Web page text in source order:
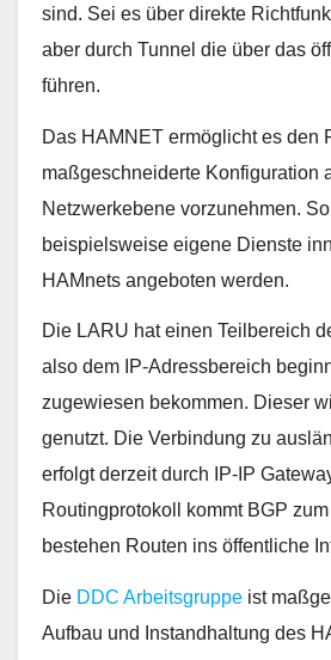
sind. Sei es über direkte
aber durch Tunnel die über das
führen.
Das HAMNET ermöglicht es den
maßgeschneiderte Konfiguration
Netzwerkebene vorzunehmen.
beispielsweise eigene Dienste
HAMnets angeboten werden.
Die LARU hat einen Teilbereich
also dem IP-Adressbereich
zugewiesen bekommen. Dieser
genutzt. Die Verbindung zu
erfolgt derzeit durch IP-IP
Routingprotokoll kommt BGP
bestehen Routen ins öffentliche
Die DDC Arbeitsgruppe ist
Aufbau und Instandhaltung des